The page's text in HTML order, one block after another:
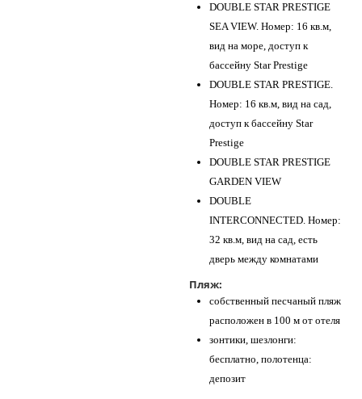
DOUBLE STAR PRESTIGE
SEA VIEW. Номер: 16 кв.м,
вид на море, доступ к
бассейну Star Prestige
DOUBLE STAR PRESTIGE.
Номер: 16 кв.м, вид на сад,
доступ к бассейну Star
Prestige
DOUBLE STAR PRESTIGE
GARDEN VIEW
DOUBLE
INTERCONNECTED. Номер:
32 кв.м, вид на сад, есть
дверь между комнатами
Пляж:
собственный песчаный пляж
расположен в 100 м от отеля
зонтики, шезлонги:
бесплатно, полотенца:
депозит